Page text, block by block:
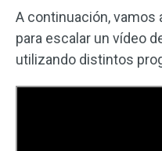
A continuación, vamos
para escalar un vídeo
utilizando distintos